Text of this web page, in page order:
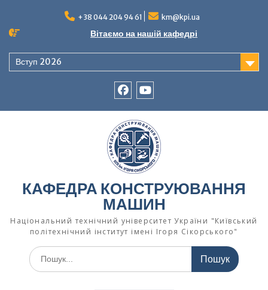
вмісту
+38 044 204 94 61 km@kpi.ua
Вітаємо на нашій кафедрі
Вступ 2026
КАФЕДРА КОНСТРУЮВАННЯ
МАШИН
Національний технічний університет України "Київський
політехнічний інститут імені Ігоря Сікорського"
Шукати: